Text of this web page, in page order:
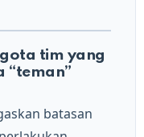
tim yang
“teman”
batasan